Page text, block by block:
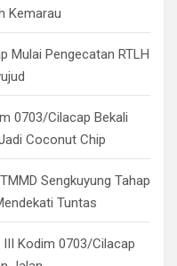
Kemarau
Mulai Pengecatan RTLH
0703/Cilacap Bekali
Coconut Chip
Sengkuyung Tahap
Tuntas
Kodim 0703/Cilacap